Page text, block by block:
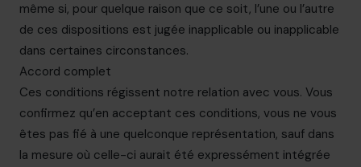
même si, pour quelque raison que ce soit, l’une ou l’autre
de ces dispositions est jugée inapplicable ou inapplicable
dans certaines circonstances.
Accord complet
Ces conditions régissent notre relation avec vous. Vous
confirmez qu’en acceptant ces conditions, vous ne vous
êtes pas fié à une quelconque représentation, sauf dans
la mesure où celle-ci aurait été expressément intégrée